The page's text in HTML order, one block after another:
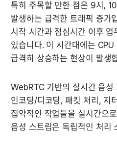
특히 주목할 만한 점은 9시,
발생하는 급격한 트래픽 증가
시작 시간과 점심시간 이후 업
있습니다. 이 시간대에는
급격히 상승하는 현상이 발생
WebRTC 기반의 실시간 음성
인코딩/디코딩, 패킷 처리, 지
집약적인 작업들을 실시간으
음성 스트림은 독립적인 처리